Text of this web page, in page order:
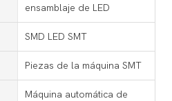
ensamblaje de LED
SMD LED SMT
Piezas de la máquina SMT
Máquina automática de